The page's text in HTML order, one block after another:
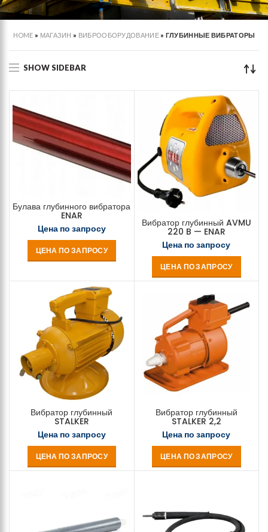
HOME » МАГАЗИН » ВИБРООБОРУДОВАНИЕ» ГЛУБИННЫЕ ВИБРАТОРЫ
SHOW SIDEBAR
Булава глубинного вибратора
ENAR
Цена по запросу
ЦЕНА ПО ЗАПРОСУ
Вибратор глубинный AVMU
220 B — ENAR
Цена по запросу
ЦЕНА ПО ЗАПРОСУ
Вибратор глубинный
STALKER
Цена по запросу
ЦЕНА ПО ЗАПРОСУ
Вибратор глубинный
STALKER 2,2
Цена по запросу
ЦЕНА ПО ЗАПРОСУ